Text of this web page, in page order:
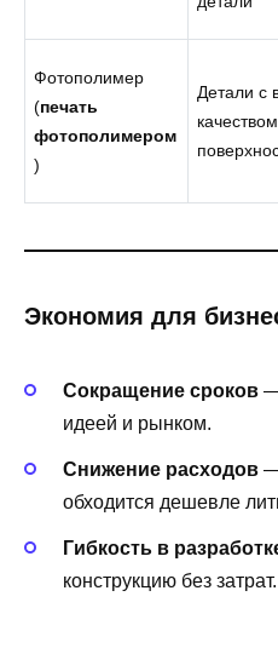
Фотополимер
(печать
фотополимером
)
Детали с
качеством
Экономия для
Сокращение сроков
идеей и рынком.
Снижение расходов
обходится дешевле
Гибкость в
конструкцию без затрат.